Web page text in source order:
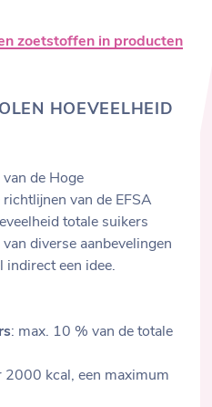
zoetstoffen in producten
HOEVEELHEID
de Hoge
van de EFSA
totale suikers
diverse aanbevelingen
indirect een idee.
: max. 10 % van de totale
2000 kcal, een maximum